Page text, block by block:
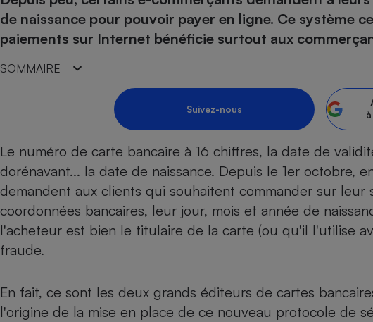
de naissance pour pouvoir payer en ligne. Ce système
paiements sur Internet bénéficie surtout aux
SOMMAIRE
Suivez-nous
Le numéro de carte bancaire à 16 chiffres, la date de
dorénavant... la date de naissance. Depuis le 1er octobre,
demandent aux clients qui souhaitent commander sur
coordonnées bancaires, leur jour, mois et année de
l'acheteur est bien le titulaire de la carte (ou qu'il l'utilise
fraude.
En fait, ce sont les deux grands éditeurs de cartes
l'origine de la mise en place de ce nouveau protocole de
Nutrition
Produit alimentaire
Supermarché - Drive
Assurance auto
Carburant
Comparateur auto
Supermarché - Drive
Comparatif
Comparatif réfrigérateur-
Comparatif plaque à induction
Comparatif hotte aspirante
Comparatif climatiseur mobile
Comparatif aspirateur balai
Comparatif aspirateur traîneau
Comparatif centrale vapeur
Électricité - Gaz
Comparatif
Comparatif casque audio
Comparatif barre de son
Comparatif imprimante
Comparatif ordinateur portable
Comparatif ultrabook
Comparatif tablette tactile
Image et son
Informatique
Comparatif
pression
Comparatif tondeuse robot
Comparatif poêle à granulés
Comparatif radiateur électrique
Aménagement
Bricolage - Jardinage
Produit d'entretien
Sécurité domestique
Comparateur
Comparateur
Hygiène - Beauté
Maladie - Médecine -
Système de santé -
Maison de retraite
Choisir son pellet
Comparateur assurance emprunteur
Energie Moins Chère Ensemble
Tous les comparateurs
Toutes les cartes interactives
connexion Internet
nous ?